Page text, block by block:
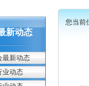
新动态
最新动态
业动态
您当前